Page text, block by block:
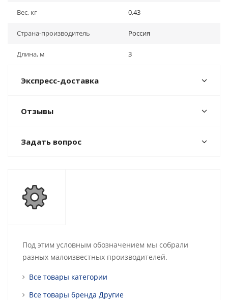
Вес, кг 0,43
Страна-производитель Россия
Длина, м 3
Экспресс-доставка
Отзывы
Задать вопрос
Под этим условным обозначением мы собрали
разных малоизвестных производителей.
Все товары категории
Все товары бренда Другие